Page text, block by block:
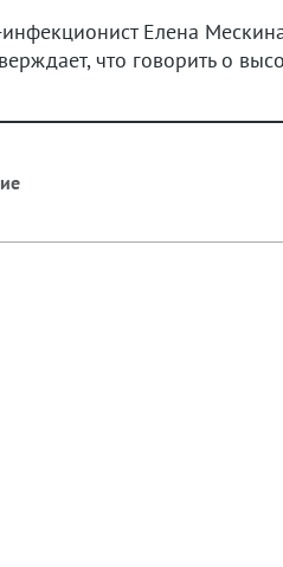
Елена
что говорить о